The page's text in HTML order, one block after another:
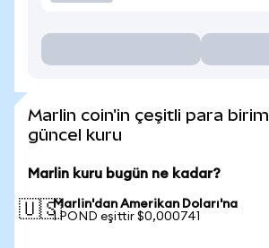
Marlin coin'in çeşitli para
güncel kuru
Marlin kuru bugün ne kadar?
🇺🇸Marlin'dan Amerikan Doları'na
1 POND eşittir $0,000741